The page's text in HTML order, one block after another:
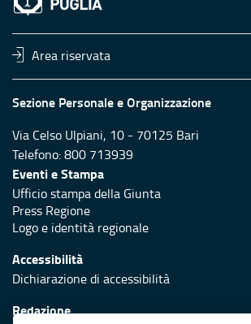
Area riservata
Sezione Personale e Organizzazione
Via Celso Ulpiani, 10 - 70125 Bari
Telefono: 800 713939
Eventi e Stampa
Ufficio stampa della Giunta
Press Regione
Logo e identità regionale
Accessibilità
Dichiarazione di accessibilità
Redazione